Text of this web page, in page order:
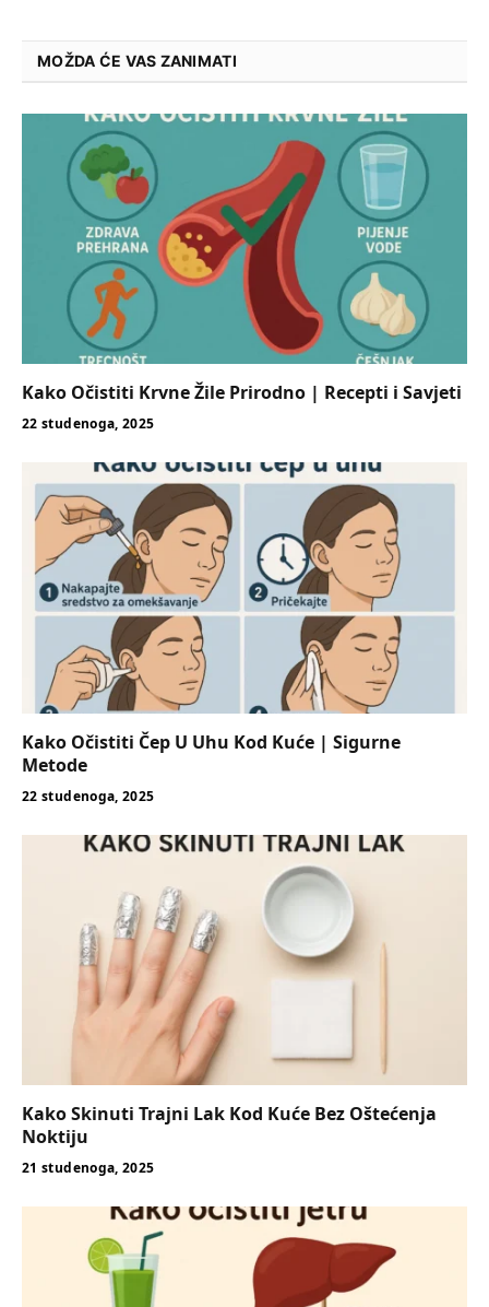
MOŽDA ĆE VAS ZANIMATI
Kako Očistiti Krvne Žile Prirodno | Recepti i Savjeti
22 studenoga, 2025
Kako Očistiti Čep U Uhu Kod Kuće | Sigurne
Metode
22 studenoga, 2025
Kako Skinuti Trajni Lak Kod Kuće Bez Oštećenja
Noktiju
21 studenoga, 2025